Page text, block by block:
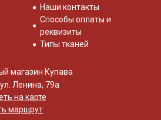
Наши контакты
Способы оплаты и
реквизиты
Типы тканей
магазин Купава
Ленина, 79а
на карте
маршрут